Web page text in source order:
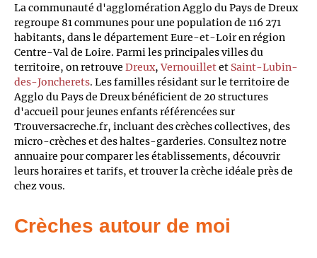
La communauté d'agglomération Agglo du Pays de Dreux
regroupe 81 communes pour une population de 116 271
habitants, dans le département Eure-et-Loir en région
Centre-Val de Loire. Parmi les principales villes du
territoire, on retrouve Dreux,Vernouilletet Saint-Lubin-
des-Joncherets. Les familles résidant sur le territoire de
Agglo du Pays de Dreux bénéficient de 20 structures
d'accueil pour jeunes enfants référencées sur
Trouversacreche.fr, incluant des crèches collectives, des
micro-crèches et des haltes-garderies. Consultez notre
annuaire pour comparer les établissements, découvrir
leurs horaires et tarifs, et trouver la crèche idéale près de
chez vous.
Crèches autour de moi